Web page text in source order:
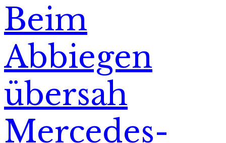
Beim
Abbiegen
übersah
Mercedes-